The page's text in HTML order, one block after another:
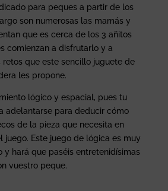
para peques a partir de los
son numerosas las mamás y
que es cerca de los 3 añitos
comienzan a disfrutarlo y a
retos que este sencillo juguete de
les propone.
lógico y espacial, pues tu
adelantarse para deducir cómo
de la pieza que necesita en
juego. Este juego de lógica es muy
y hará que paséis entretenidísimas
vuestro peque.